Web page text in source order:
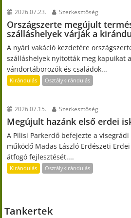
2026.07.23. Szerkesztőség
Országszerte megújult
szálláshelyek várják a
A nyári vakáció kezdetére
szálláshelyek nyitották meg kapuikat
vándortáborozók és családok...
Kirándulás Osztálykirándulás
2026.07.15. Szerkesztőség
Megújult hazánk első erdei
A Pilisi Parkerdő befejezte a
működő Madas László Erdészeti
átfogó fejlesztését....
Kirándulás Osztálykirándulás
Tankertek